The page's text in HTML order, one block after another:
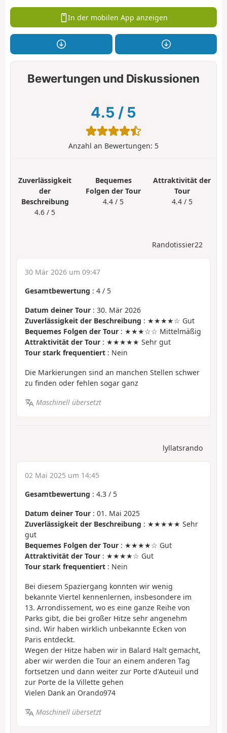
In der mobilen App anzeigen
Bewertungen und Diskussionen
4.5 / 5
Anzahl an Bewertungen: 5
Zuverlässigkeit
der
Beschreibung
4.6 / 5
Bequemes
Folgen der Tour
4.4 / 5
Attraktivität der
Tour
4.4 / 5
Randotissier22
30 Mär 2026 um 09:47
Gesamtbewertung : 4 / 5
Datum deiner Tour : 30. Mär 2026
Zuverlässigkeit der Beschreibung : ★★★★☆ Gut
Bequemes Folgen der Tour : ★★★☆☆ Mittelmäßig
Attraktivität der Tour : ★★★★★ Sehr gut
Tour stark frequentiert : Nein
Die Markierungen sind an manchen Stellen schwer
zu finden oder fehlen sogar ganz
Maschinell übersetzt
lyllatsrando
02 Mai 2025 um 14:45
Gesamtbewertung : 4.3 / 5
Datum deiner Tour : 01. Mai 2025
Zuverlässigkeit der Beschreibung : ★★★★★ Sehr
gut
Bequemes Folgen der Tour : ★★★★☆ Gut
Attraktivität der Tour : ★★★★☆ Gut
Tour stark frequentiert : Nein
Bei diesem Spaziergang konnten wir wenig
bekannte Viertel kennenlernen, insbesondere im
13. Arrondissement, wo es eine ganze Reihe von
Parks gibt, die bei großer Hitze sehr angenehm
sind. Wir haben wirklich unbekannte Ecken von
Paris entdeckt.
Wegen der Hitze haben wir in Balard Halt gemacht,
aber wir werden die Tour an einem anderen Tag
fortsetzen und dann weiter zur Porte d'Auteuil und
zur Porte de la Villette gehen
Vielen Dank an Orando974
Maschinell übersetzt